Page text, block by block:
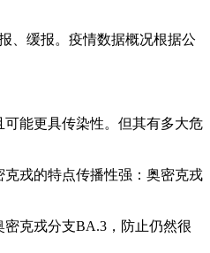
、缓报。疫情数据概况根据公
能更具传染性。但其有多大危
戎的特点传播性强：奥密克戎
克戎分支BA.3，防止仍然很